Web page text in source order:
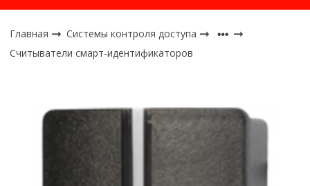
Главная
Системы контроля доступа
Считыватели смарт-идентификаторов